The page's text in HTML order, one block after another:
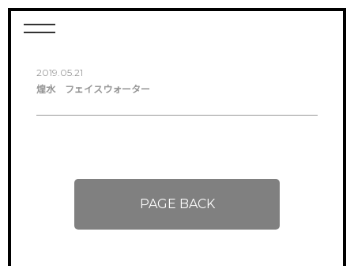
煌水 フェイスウォーター
2019.05.21
PAGE BACK